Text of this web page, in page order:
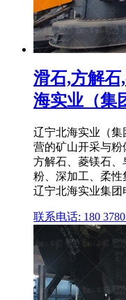
滑石,方解
海实业（集
辽宁北海实业（
营的矿山开采与粉
方解石、菱镁石、
粉、深加工、柔性
辽宁北海实业集团
联系电话: 180 3780